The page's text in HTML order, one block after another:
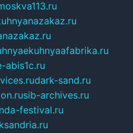
abis1c.ru
dark-sand.ru
sib-archives.ru
festival.ru